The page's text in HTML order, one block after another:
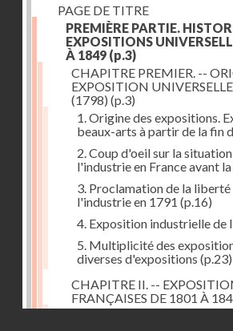
PAGE DE TITRE
PREMIÈRE PARTIE.
EXPOSITIONS
À 1849 (p.3)
CHAPITRE PREMIER. --
EXPOSITION
(1798) (p.3)
1. Origine des expositions.
beaux-arts à partir de la fin
2. Coup d'oeil sur la
l'industrie en France avant
3. Proclamation de la
l'industrie en 1791 (p.16)
4. Exposition industrielle de
5. Multiplicité des
diverses d'expositions (p.23)
CHAPITRE II. --
FRANÇAISES DE 1801 À